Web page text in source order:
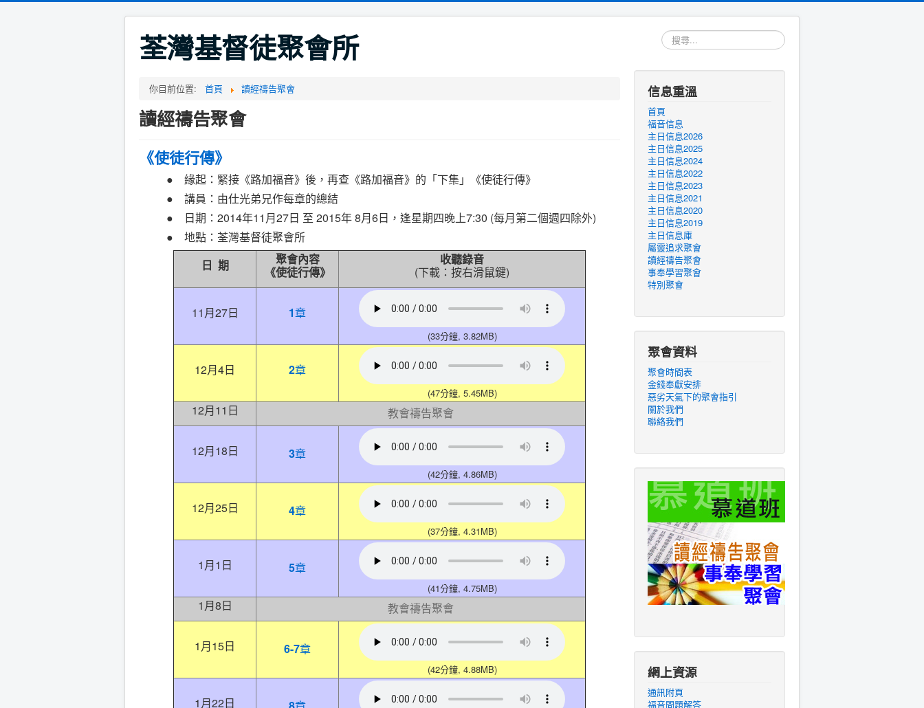
荃灣基督徒聚會所
搜
尋...
你目前位置: 首頁 讀經禱告聚會
讀經禱告聚會
《使徒行傳》
● 緣起：緊接《路加福音》後，再查 《路加福音》 的「下集」《使徒行傳》
● 講員：由仕光弟兄作每章的總結
● 日期：2014年11月27日 至 2015年 8月6日，逢星期四晚上7:30 (每月第二個週四除外)
● 地點：荃灣基督徒聚會所
日 期
聚會內容
《使徒行傳》
收聽錄音
(下載： 按右滑鼠鍵)
11月27日 1章
(33分鐘, 3.82MB)
12月4日 2章
(47分鐘, 5.45MB)
12月11日 教會禱告聚會
12月18日 3章
(42分鐘, 4.86MB)
12月25日 4章
(37分鐘, 4.31MB)
1月1日 5章
(41分鐘, 4.75MB)
1月8日 教會禱告聚會
1月15日 6-7章
(42分鐘, 4.88MB)
1月22日
信息重溫
首頁
福音信息
主日信息2026
主日信息2025
主日信息2024
主日信息2022
主日信息2023
主日信息2021
主日信息2020
主日信息2019
主日信息庫
屬靈追求聚會
讀經禱告聚會
事奉學習聚會
特別聚會
聚會資料
聚會時間表
金錢奉獻安排
惡劣天氣下的聚會指引
關於我們
聯絡我們
網上資源
通訊附頁
福音問題解答